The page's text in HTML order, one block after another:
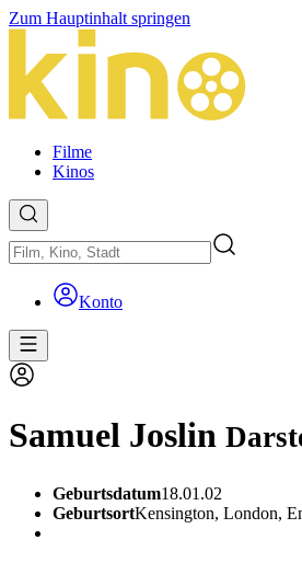
Zum Hauptinhalt springen
Filme
Kinos
Konto
Samuel Joslin
Geburtsdatum18.01.02
GeburtsortKensington, London,